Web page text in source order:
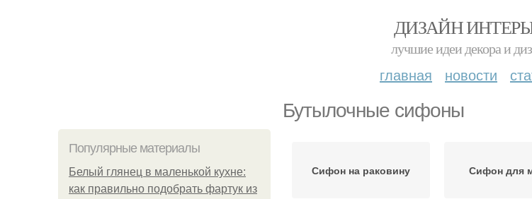
ДИЗАЙН
лучшие идеи декора и
главная новости
Бутылочные сифоны
Популярные материалы
Белый глянец в маленькой кухне:
как правильно подобрать фартук из
Сифон на раковину Сифон для